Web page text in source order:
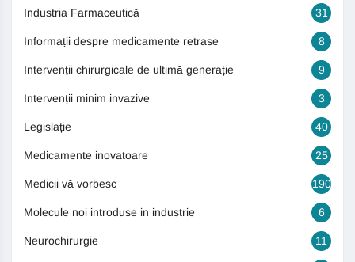
Industria Farmaceutică 31
Informații despre medicamente retrase 8
Intervenții chirurgicale de ultimă generație 9
Intervenții minim invazive 3
Legislație 40
Medicamente inovatoare 25
Medicii vă vorbesc 190
Molecule noi introduse in industrie 6
Neurochirurgie 11